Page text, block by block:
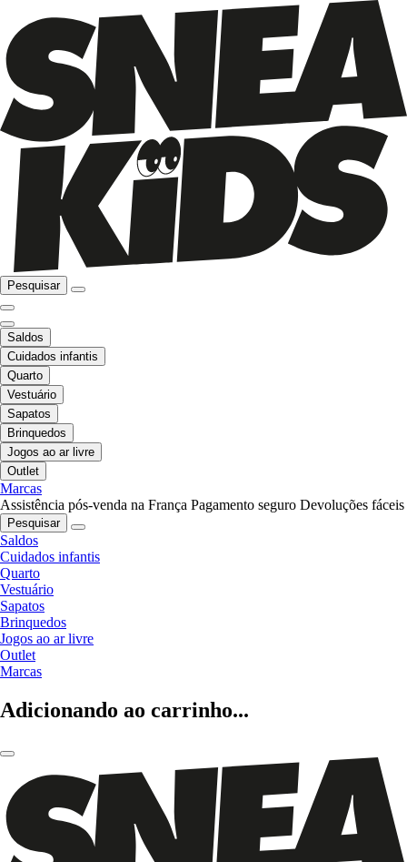
Pesquisar
Saldos
Cuidados infantis
Quarto
Vestuário
Sapatos
Brinquedos
Jogos ao ar livre
Outlet
Marcas
Assistência pós-venda na França Pagamento seguro Devoluções fáceis
Pesquisar
Saldos
Cuidados infantis
Quarto
Vestuário
Sapatos
Brinquedos
Jogos ao ar livre
Outlet
Marcas
Adicionando ao carrinho...